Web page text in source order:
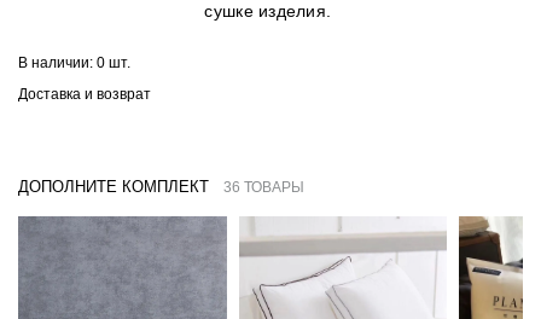
сушке изделия.
В наличии: 0 шт.
Доставка и возврат
ДОПОЛНИТЕ КОМПЛЕКТ 36 ТОВАРЫ